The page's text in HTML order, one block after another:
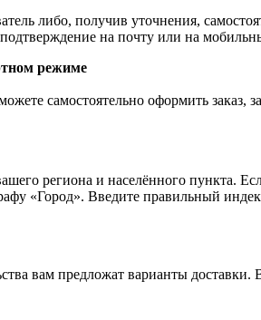
либо, получив уточнения,
на почту или на
режиме
самостоятельно оформить заказ,
региона и населённого пункта.
«Город». Введите правильный
вам предложат варианты